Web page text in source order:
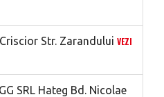
Str. Zarandului VEZI
SRL Hateg Bd. Nicolae